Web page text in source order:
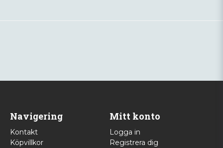
Navigering
Kontakt
Köpvillkor
Mitt konto
Logga in
Registrera dig